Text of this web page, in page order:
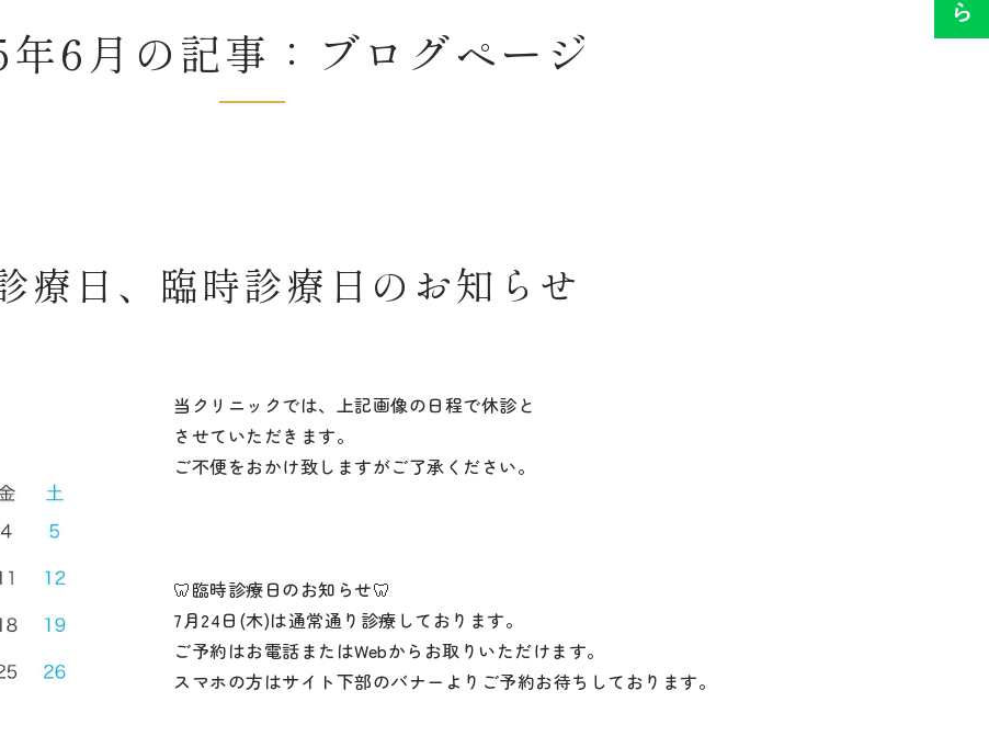
年6月の記事：ブログページ
療日、臨時診療日のお知らせ
当クリニックでは、上記画像の日程で休診と
させていただきます。
ご不便をおかけ致しますがご了承ください。
🦷臨時診療日のお知らせ🦷
7月24日(木)は通常通り診療しております。
ご予約はお電話またはWebからお取りいただけます。
スマホの方はサイト下部のバナーよりご予約お待ちしております。